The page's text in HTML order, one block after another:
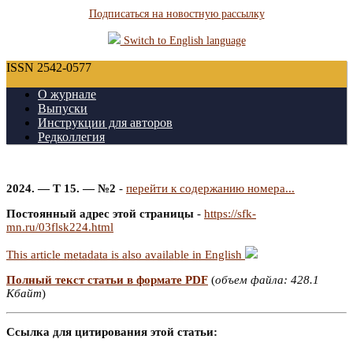
Подписаться на новостную рассылку
Switch to English language
ISSN 2542-0577
О журнале
Выпуски
Инструкции для авторов
Редколлегия
2024. — Т 15. — №2 - перейти к содержанию номера...
Постоянный адрес этой страницы - https://sfk-
mn.ru/03flsk224.html
This article metadata is also available in English
Полный текст статьи в формате PDF (объем файла: 428.1
Кбайт)
Ссылка для цитирования этой статьи: